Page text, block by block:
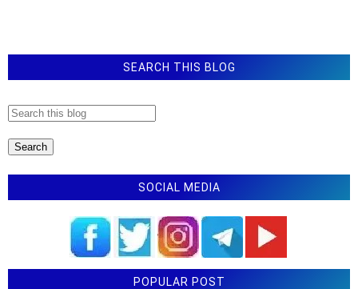
SEARCH THIS BLOG
SOCIAL MEDIA
POPULAR POST